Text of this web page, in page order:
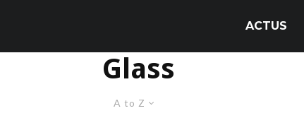
ACTUS
Glass
A to Z